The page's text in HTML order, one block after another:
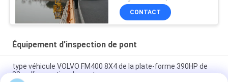
CONTACT
Équipement d'inspection de pont
type véhicule VOLVO FM400 8X4 de la plate-forme 390HP de
22m d'inspection de pont